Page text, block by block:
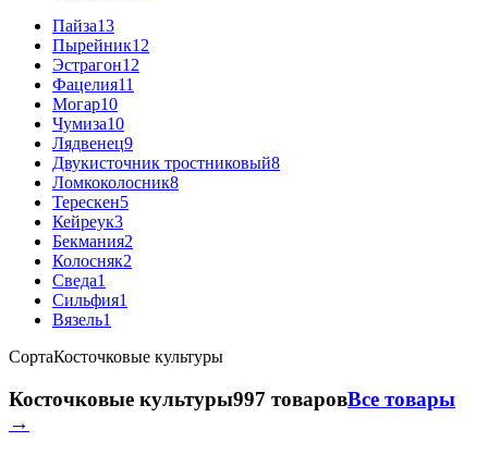
Пайза13
Пырейник12
Эстрагон12
Фацелия11
Могар10
Чумиза10
Лядвенец9
Двукисточник тростниковый8
Ломкоколосник8
Терескен5
Кейреук3
Бекмания2
Колосняк2
Сведа1
Сильфия1
Вязель1
СортаКосточковые культуры
Косточковые культуры997 товаровВсе товары
→